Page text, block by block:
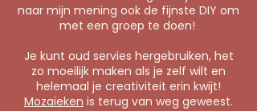
naar mijn mening ook de fijnste DIY om
met een groep te doen!
Je kunt oud servies hergebruiken, het
zo moeilijk maken als je zelf wilt en
helemaal je creativiteit erin kwijt!
Mozaïeken is terug van weg geweest.